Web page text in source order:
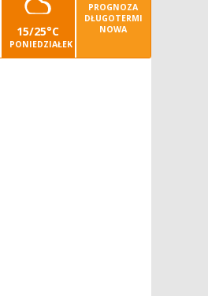
15/25°C
PONIEDZIAŁEK
PROGNOZA
DŁUGOTERMI
NOWA